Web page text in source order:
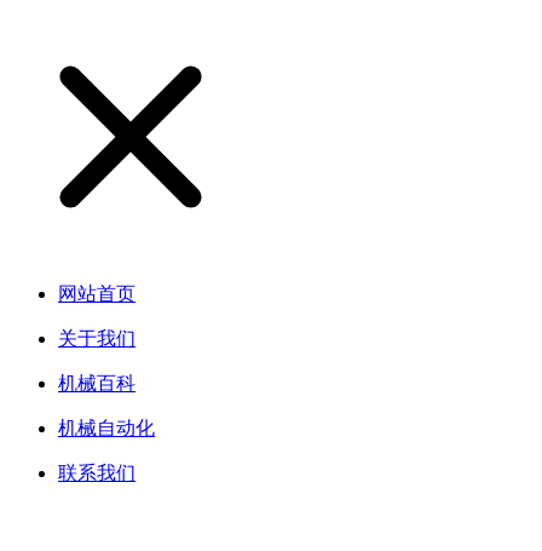
网站首页
关于我们
机械百科
机械自动化
联系我们